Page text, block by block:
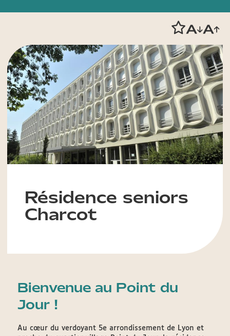
Résidence seniors
Charcot
Bienvenue au Point du
Jour !
Au cœur du verdoyant 5e arrondissement de Lyon et